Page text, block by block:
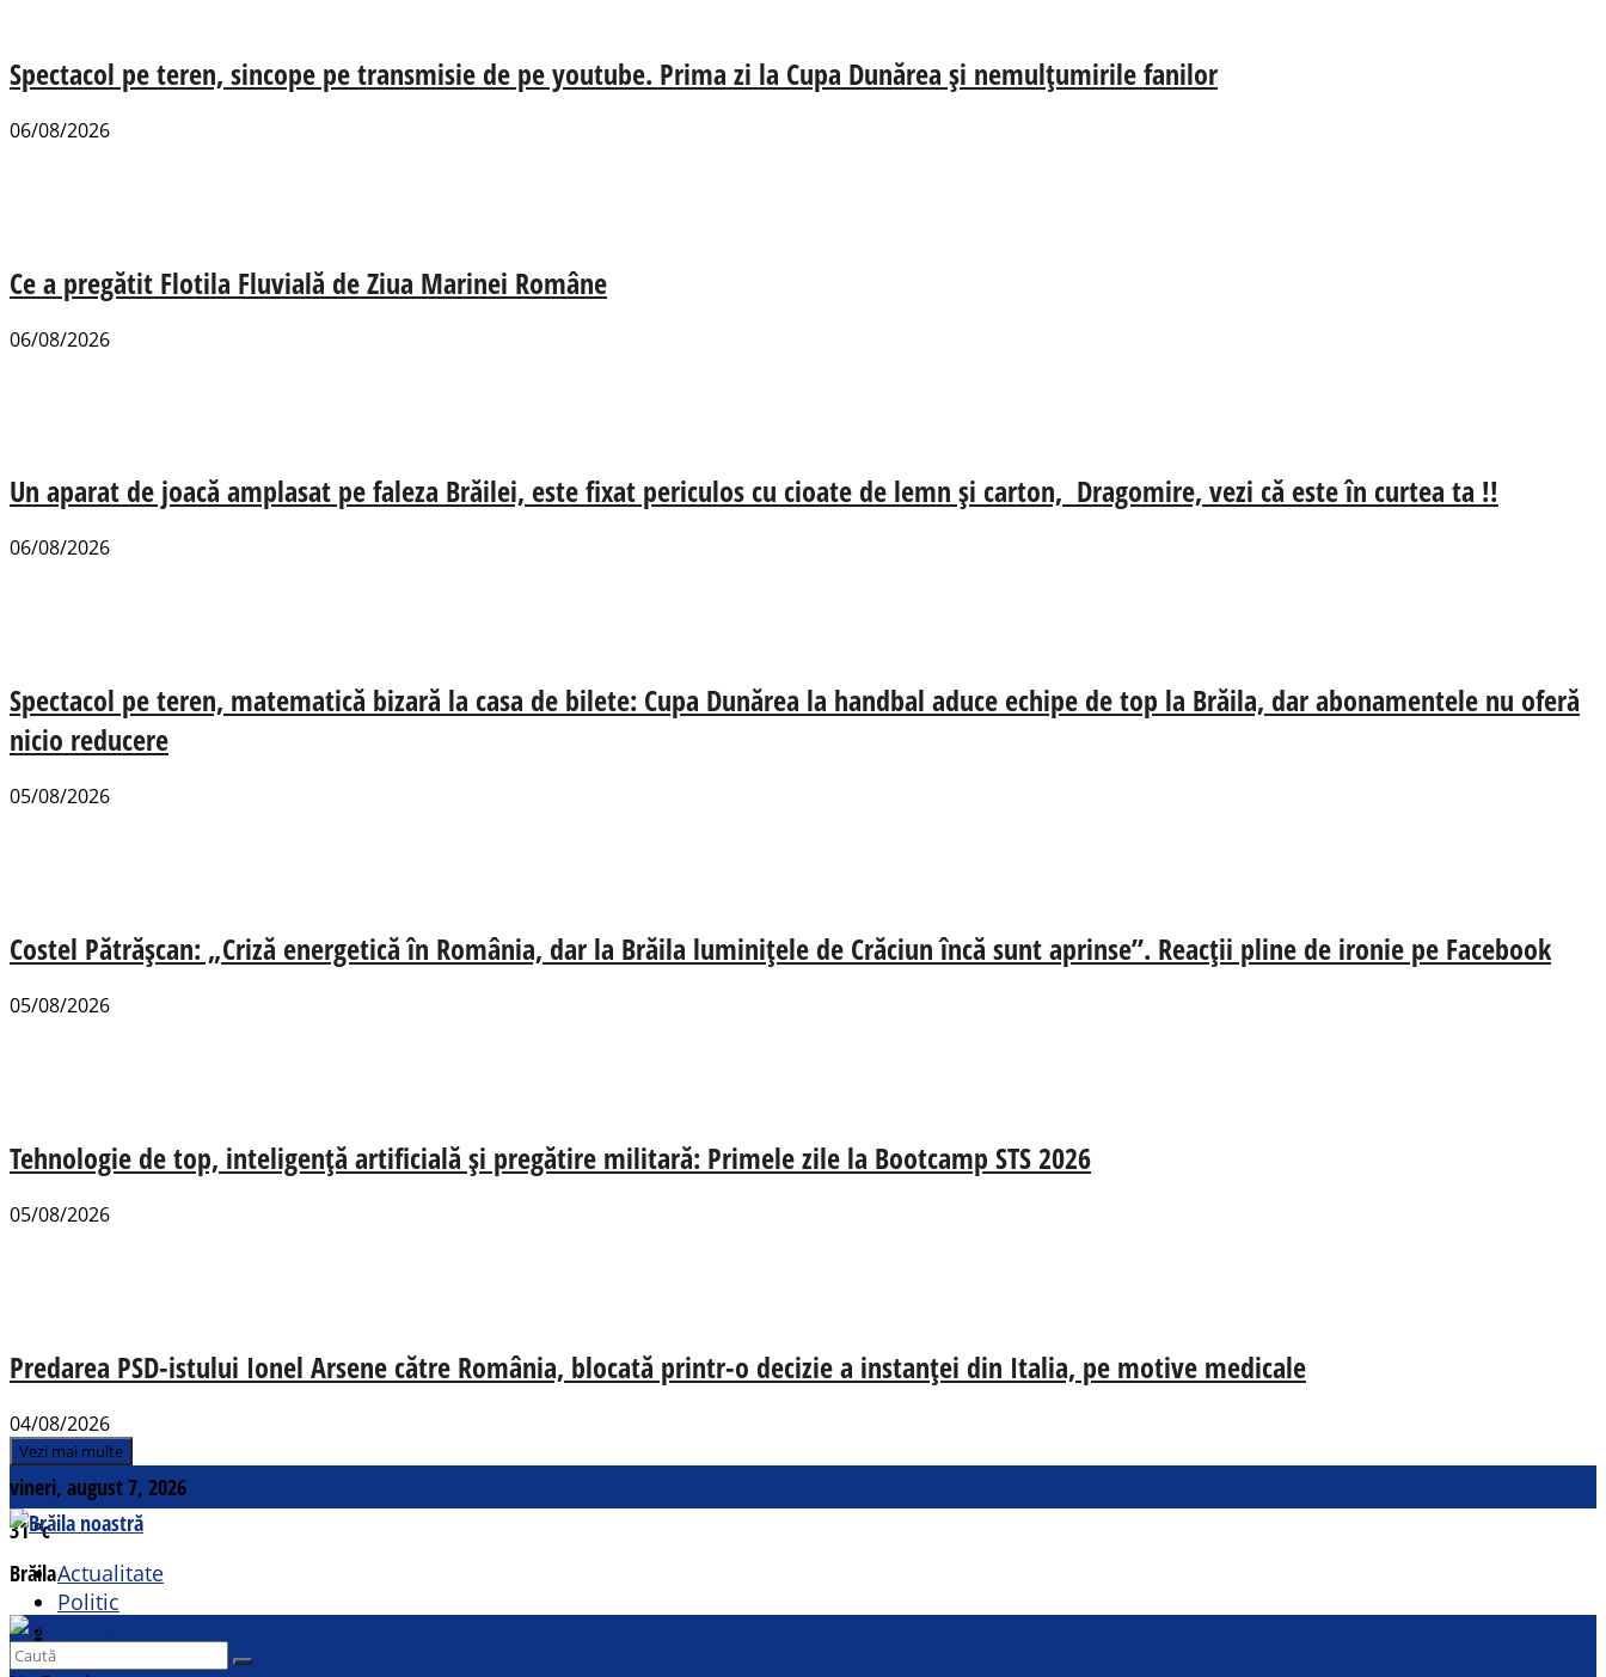
Spectacol pe teren, sincope pe transmisie de pe youtube. Prima zi la Cupa Dunărea și nemulțumirile fanilor
06/08/2026
Ce a pregătit Flotila Fluvială de Ziua Marinei Române
06/08/2026
Un aparat de joacă amplasat pe faleza Brăilei, este fixat periculos cu cioate de lemn și carton, Dragomire, vezi că este în curtea ta !!
06/08/2026
Spectacol pe teren, matematică bizară la casa de bilete: Cupa Dunărea la handbal aduce echipe de top la Brăila, dar abonamentele nu oferă
nicio reducere
05/08/2026
Costel Pătrășcan: „Criză energetică în România, dar la Brăila luminițele de Crăciun încă sunt aprinse”. Reacții pline de ironie pe Facebook
05/08/2026
Tehnologie de top, inteligență artificială și pregătire militară: Primele zile la Bootcamp STS 2026
05/08/2026
Predarea PSD-istului Ionel Arsene către România, blocată printr-o decizie a instanței din Italia, pe motive medicale
04/08/2026
Vezi mai multe
vineri, august 7, 2026
31°c
Brăila
Contact
Actualitate
Politic